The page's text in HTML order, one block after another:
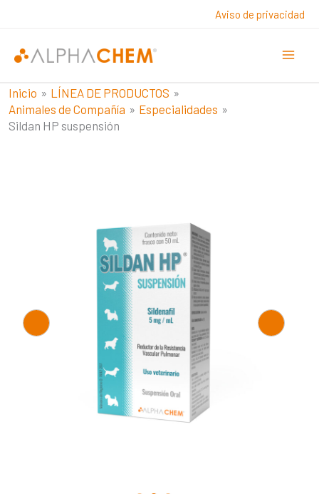
contenido
Aviso de privacidad
Inicio
LÍNEA DE PRODUCTOS
Animales de Compañía
Especialidades
Sildan HP suspensión